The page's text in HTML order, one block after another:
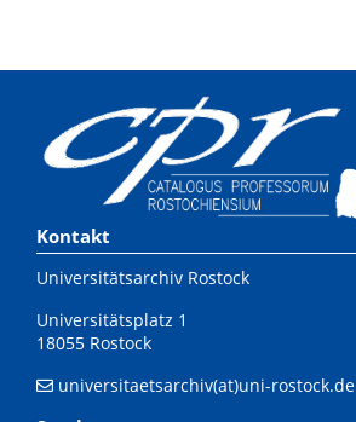
Kontakt
Universitätsarchiv Rostock
Universitätsplatz 1
18055 Rostock
universitaetsarchiv(at)uni-rostock.de